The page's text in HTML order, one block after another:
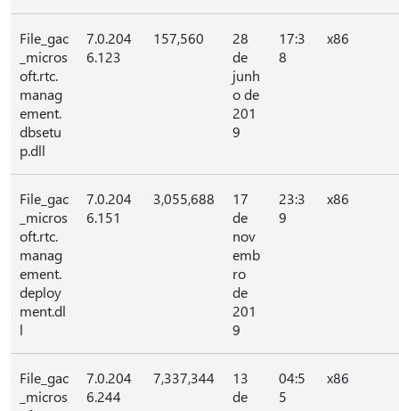
File_gac
_micros
oft.rtc.
manag
ement.
dbsetu
p.dll
7.0.204
6.123
157,560
28
de
junh
o de
201
9
17:3
8
x86
File_gac
_micros
oft.rtc.
manag
ement.
deploy
ment.dl
l
7.0.204
6.151
3,055,688
17
de
nov
emb
ro
de
201
9
23:3
9
x86
File_gac
_micros
7.0.204
6.244
7,337,344
13
de
04:5
5
x86